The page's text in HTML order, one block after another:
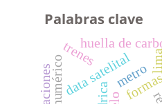
Palabras clave
data satelital
huella de
lima
metro
trenes
estaciones